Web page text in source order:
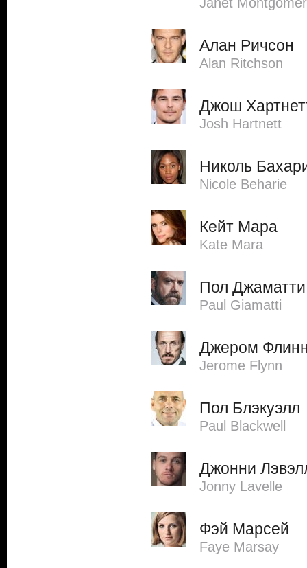
Алан Ричсон
Alan Ritchson
Джош
Josh Hartnett
Николь
Nicole Beharie
Кейт Мара
Kate Mara
Пол Джаматти
Paul Giamatti
Джером
Jerome Flynn
Пол Блэкуэлл
Paul Blackwell
Джонни
Jonny Lavelle
Фэй Марсей
Faye Marsay